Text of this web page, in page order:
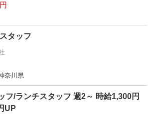
タッフ
奈川県
フ/ランチスタッフ 週2～ 時給1,300円
UP